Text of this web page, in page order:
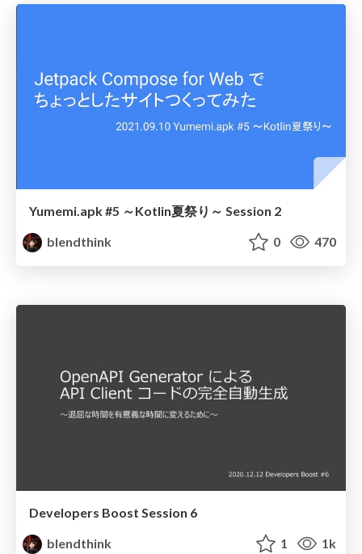
Yumemi.apk #5 ～Kotlin夏祭り～ Session 2
blendthink
0 470
Developers Boost Session 6
blendthink
1 1k